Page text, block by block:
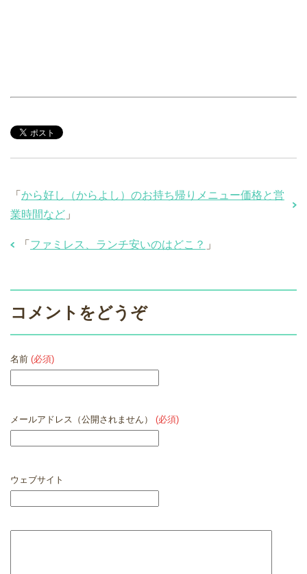
「 から好し（からよし）のお持ち帰りメニュー価格と営
業時間など 」
「 ファミレス、ランチ安いのはどこ？ 」
コメントをどうぞ
名前 (必須)
メールアドレス（公開されません） (必須)
ウェブサイト